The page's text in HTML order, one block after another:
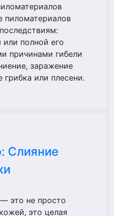
пиломатериалов
полной его
причинами гибели
заражение
или плесени.
Слияние
это не просто
это целая